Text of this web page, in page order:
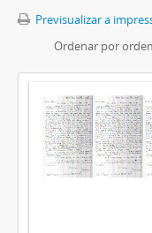
Previsualizar a
Ordenar por